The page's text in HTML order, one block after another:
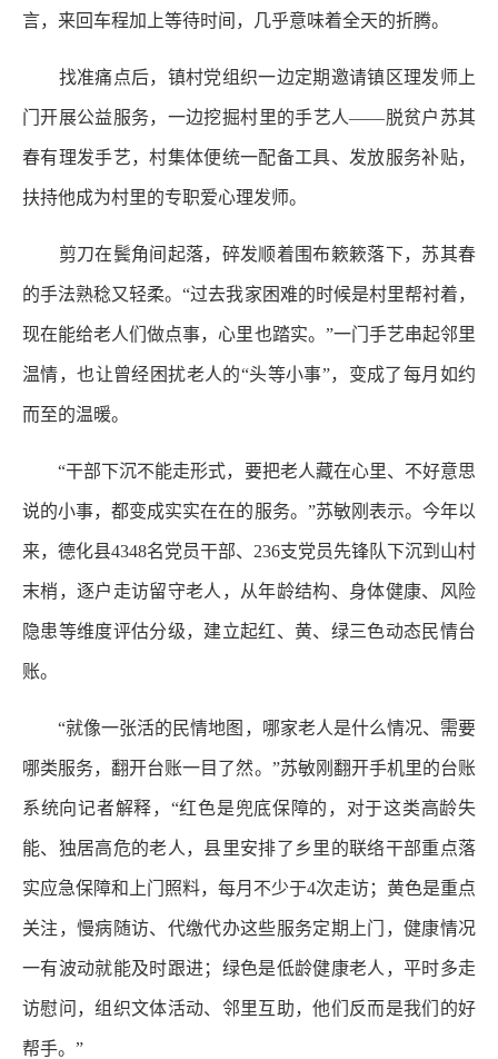
言，来回车程加上等待时间，几乎意味着全天的折腾。
找准痛点后，镇村党组织一边定期邀请镇区理发师上
门开展公益服务，一边挖掘村里的手艺人——脱贫户苏其
春有理发手艺，村集体便统一配备工具、发放服务补贴，
扶持他成为村里的专职爱心理发师。
剪刀在鬓角间起落，碎发顺着围布簌簌落下，苏其春
的手法熟稔又轻柔。“过去我家困难的时候是村里帮衬着，
现在能给老人们做点事，心里也踏实。”一门手艺串起邻里
温情，也让曾经困扰老人的“头等小事”，变成了每月如约
而至的温暖。
“干部下沉不能走形式，要把老人藏在心里、不好意思
说的小事，都变成实实在在的服务。”苏敏刚表示。今年以
来，德化县4348名党员干部、236支党员先锋队下沉到山村
末梢，逐户走访留守老人，从年龄结构、身体健康、风险
隐患等维度评估分级，建立起红、黄、绿三色动态民情台
账。
“就像一张活的民情地图，哪家老人是什么情况、需要
哪类服务，翻开台账一目了然。”苏敏刚翻开手机里的台账
系统向记者解释，“红色是兜底保障的，对于这类高龄失
能、独居高危的老人，县里安排了乡里的联络干部重点落
实应急保障和上门照料，每月不少于4次走访；黄色是重点
关注，慢病随访、代缴代办这些服务定期上门，健康情况
一有波动就能及时跟进；绿色是低龄健康老人，平时多走
访慰问，组织文体活动、邻里互助，他们反而是我们的好
帮手。”